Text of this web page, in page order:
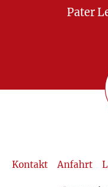
Pater
Kontakt Anfahrt